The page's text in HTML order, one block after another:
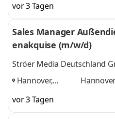
Hannover,
weitere
vor 3 Tagen
Sales Manager
enakquise (m/w/d)
Ströer Media Deutschland
Hannover,
Braunschweig
vor 3 Tagen